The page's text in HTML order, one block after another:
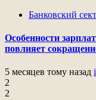
Банковский
Особенности
повлияет
5 месяцев тому назад
2
2